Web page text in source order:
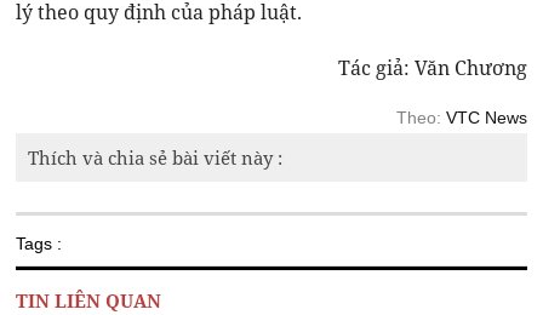
lý theo quy định của pháp luật.
Tác giả: Văn Chương
Theo: VTC News
Thích và chia sẻ bài viết này :
Tags :
TIN LIÊN QUAN